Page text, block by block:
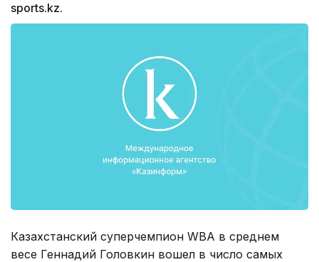
sports.kz.
Казахстанский суперчемпион WBA в среднем
весе Геннадий Головкин вошел в число самых